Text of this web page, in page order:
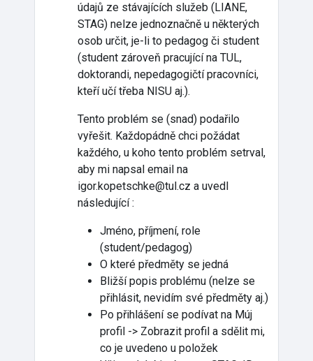
údajů ze stávajících služeb (LIANE,
STAG) nelze jednoznačně u některých
osob určit, je-li to pedagog či student
(student zároveň pracující na TUL,
doktorandi, nepedagogičtí pracovníci,
kteří učí třeba NISU aj.).
Tento problém se (snad) podařilo
vyřešit. Každopádně chci požádat
každého, u koho tento problém setrval,
aby mi napsal email na
igor.kopetschke@tul.cz a uvedl
následující :
Jméno, příjmení, role
(student/pedagog)
O které předměty se jedná
Bližší popis problému (nelze se
přihlásit, nevidím své předměty aj.)
Po přihlášení se podívat na Múj
profil -> Zobrazit profil a sdělit mi,
co je uvedeno u položek